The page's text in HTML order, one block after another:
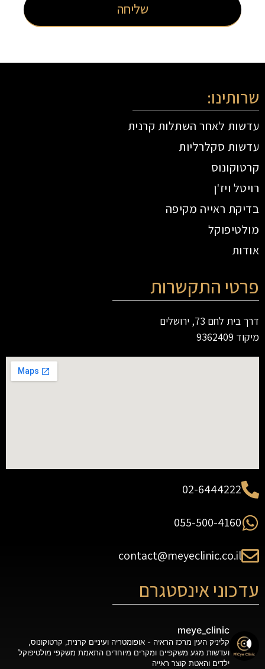
שליחה
שרותינו:
עדשות לאחר השתלות קרנית
עדשות סקלרליות
קרטוקונוס
רויטל ויז'ן
בדיקת ראייה מקיפה
מולטיפוקל
אודות
פרטי התקשרות
דרך בית לחם 73, ירושלים
מיקוד 9362409
02-6444222
055-500-4160
contact@meyeclinic.co.il
עדכוני אינסטגרם
meye_clinic
קליניק העין מרכז הראיה - אופומטריה ועיניים קרנית, קרטוקונוס,
ועדשות מגע משקפיים ומקרים מיוחדים התאמת משקפי מולטיפוקל
ילדים והאטת קוצר ראייה